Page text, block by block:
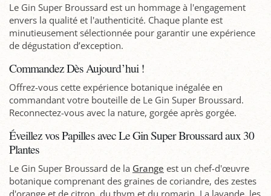
Le Gin Super Broussard est un hommage à l'engagement
envers la qualité et l'authenticité. Chaque plante est
minutieusement sélectionnée pour garantir une expérience
de dégustation d’exception.
Commandez Dès Aujourd’hui !
Offrez-vous cette expérience botanique inégalée en
commandant votre bouteille de Le Gin Super Broussard.
Reconnectez-vous avec la nature, gorgée après gorgée.
Éveillez vos Papilles avec Le Gin Super Broussard aux 30
Plantes
Le Gin Super Broussard de la Grange est un chef-d'œuvre
botanique comprenant des graines de coriandre, des zestes
d'orange et de citron, du thym et du romarin. La lavande, les